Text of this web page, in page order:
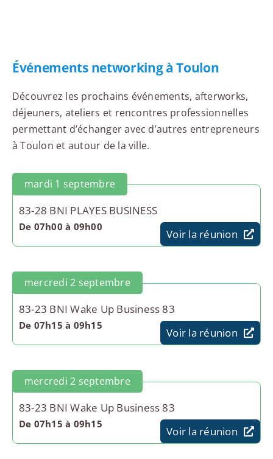
Événements networking à Toulon
Découvrez les prochains événements, afterworks,
déjeuners, ateliers et rencontres professionnelles
permettant d’échanger avec d’autres entrepreneurs
à Toulon et autour de la ville.
mardi 1 septembre
83-28 BNI PLAYES BUSINESS
De 07h00 à 09h00
Voir la réunion
mercredi 2 septembre
83-23 BNI Wake Up Business 83
De 07h15 à 09h15
Voir la réunion
mercredi 2 septembre
83-23 BNI Wake Up Business 83
De 07h15 à 09h15
Voir la réunion